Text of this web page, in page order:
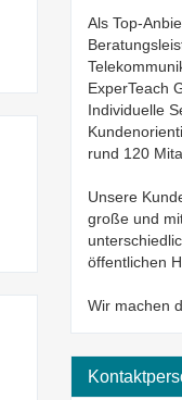
Als Top-
ExperTeach
Individuelle
rund 120
Unsere
große und
öffentlichen
Wir machen